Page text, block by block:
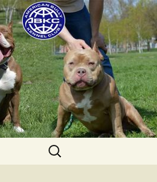
shipping
Найти: